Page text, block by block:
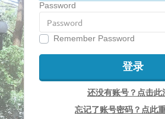
Password
Remember Password
登录
还没有账号？点击此
忘记了账号密码？点此